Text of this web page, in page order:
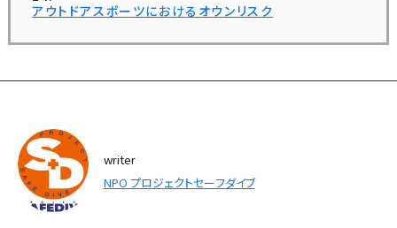
アウトドアスポーツにおけるオウンリスク
writer
NPO プロジェクトセーフダイブ